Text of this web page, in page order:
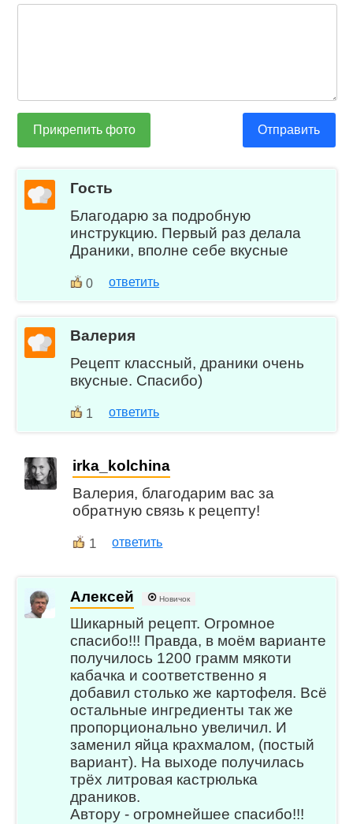
Прикрепить фото Отправить
Гость
Благодарю за подробную
инструкцию. Первый раз делала
Драники, вполне себе вкусные
0 ответить
Валерия
Рецепт классный, драники очень
вкусные. Спасибо)
1 ответить
irka_kolchina
Валерия, благодарим вас за
обратную связь к рецепту!
1 ответить
Алексей Новичок
Шикарный рецепт. Огромное
спасибо!!! Правда, в моём варианте
получилось 1200 грамм мякоти
кабачка и соответственно я
добавил столько же картофеля. Всё
остальные ингредиенты так же
пропорционально увеличил. И
заменил яйца крахмалом, (постый
вариант). На выходе получилась
трёх литровая кастрюлька
драников.
Автору - огромнейшее спасибо!!!